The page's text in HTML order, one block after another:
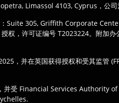
Limassol 4103, Cyprus，公司
Suite 305, Griffith Corporate
，许可证编号 T2023224。附加
，并在英国获得授权和受其监管
受 Financial Services Authority